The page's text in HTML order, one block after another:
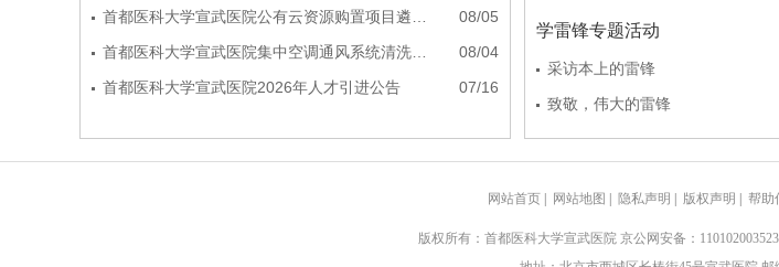
08/05
首都医科大学宣武医院公有云资源购置项目遴…
08/04
首都医科大学宣武医院集中空调通风系统清洗…
07/16
首都医科大学宣武医院2026年人才引进公告
学雷锋专题活动
采访本上的雷锋
致敬，伟大的雷锋
网站首页 网站地图 隐私声明 版权声明 帮助
版权所有：首都医科大学宣武医院 京公网安备：